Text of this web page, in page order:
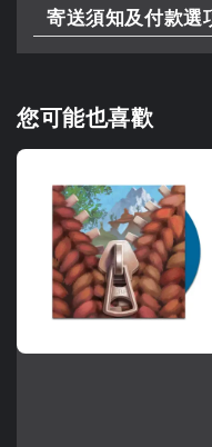
寄送須知及付款選
您可能也喜歡